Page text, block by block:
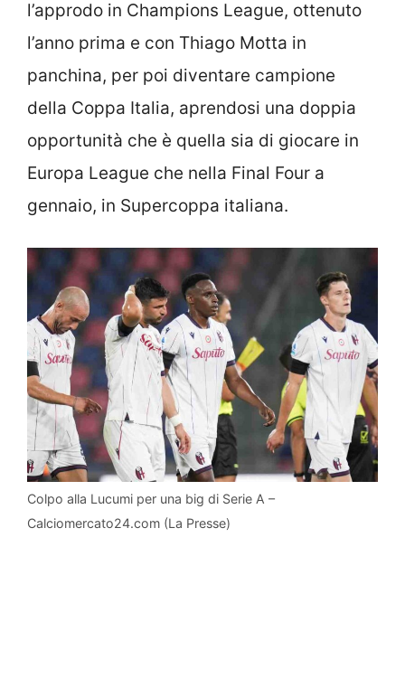
l’approdo in Champions League, ottenuto
l’anno prima e con Thiago Motta in
panchina, per poi diventare campione
della Coppa Italia, aprendosi una doppia
opportunità che è quella sia di giocare in
Europa League che nella Final Four a
gennaio, in Supercoppa italiana.
Colpo alla Lucumi per una big di Serie A –
Calciomercato24.com (La Presse)